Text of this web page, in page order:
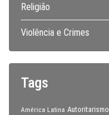
Religião
Violência e Crimes
Tags
América Latina Autoritarismo